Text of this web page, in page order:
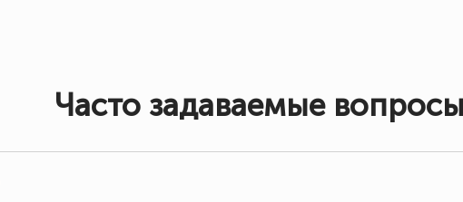
Часто задаваемые